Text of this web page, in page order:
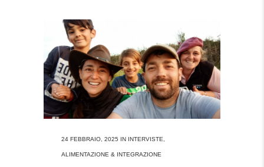
24 FEBBRAIO, 2025 IN INTERVISTE
ALIMENTAZIONE & INTEGRAZIONE